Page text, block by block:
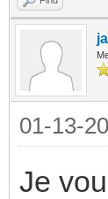
01-13-
Je